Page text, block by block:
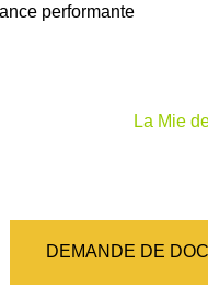
performante
La Mie
DEMANDE DE